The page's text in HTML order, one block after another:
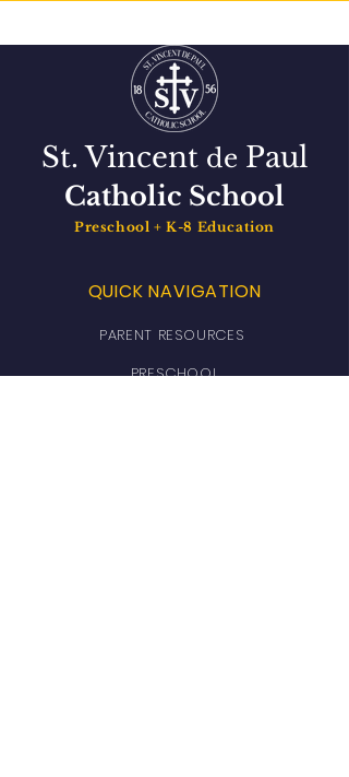
St. Vincent de Paul
Catholic School
Preschool + K-8 Education
QUICK NAVIGATION
PARENT RESOURCES
PRESCHOOL